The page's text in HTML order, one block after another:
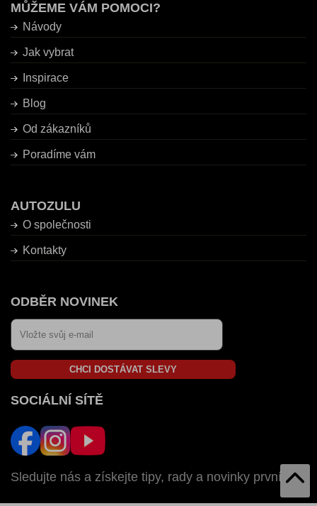
MŮŽEME VÁM POMOCI?
Návody
Jak vybrat
Inspirace
Blog
Od zákazníků
Poradíme vám
AUTOZULU
O společnosti
Kontakty
ODBĚR NOVINEK
CHCI DOSTÁVAT SLEVY
SOCIÁLNÍ SÍTĚ
Sledujte nás a získejte tipy, rady a novinky první